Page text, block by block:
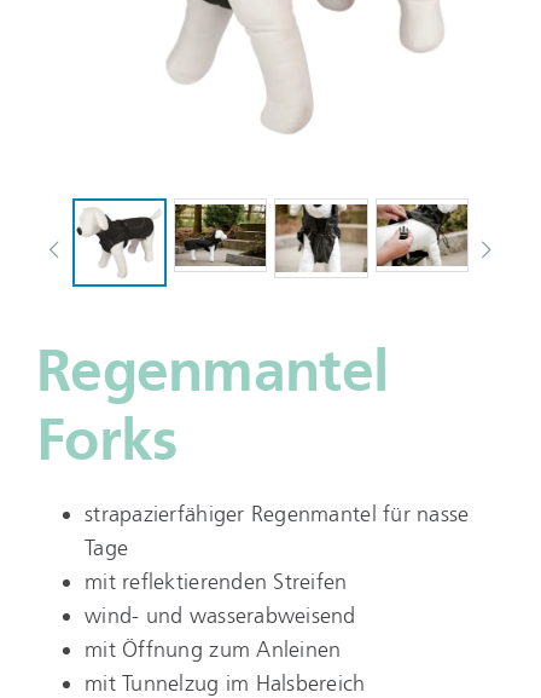
Regenmantel
Forks
strapazierfähiger Regenmantel für nasse
Tage
mit reflektierenden Streifen
wind- und wasserabweisend
mit Öffnung zum Anleinen
mit Tunnelzug im Halsbereich